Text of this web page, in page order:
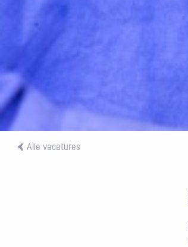
Alle vacatures